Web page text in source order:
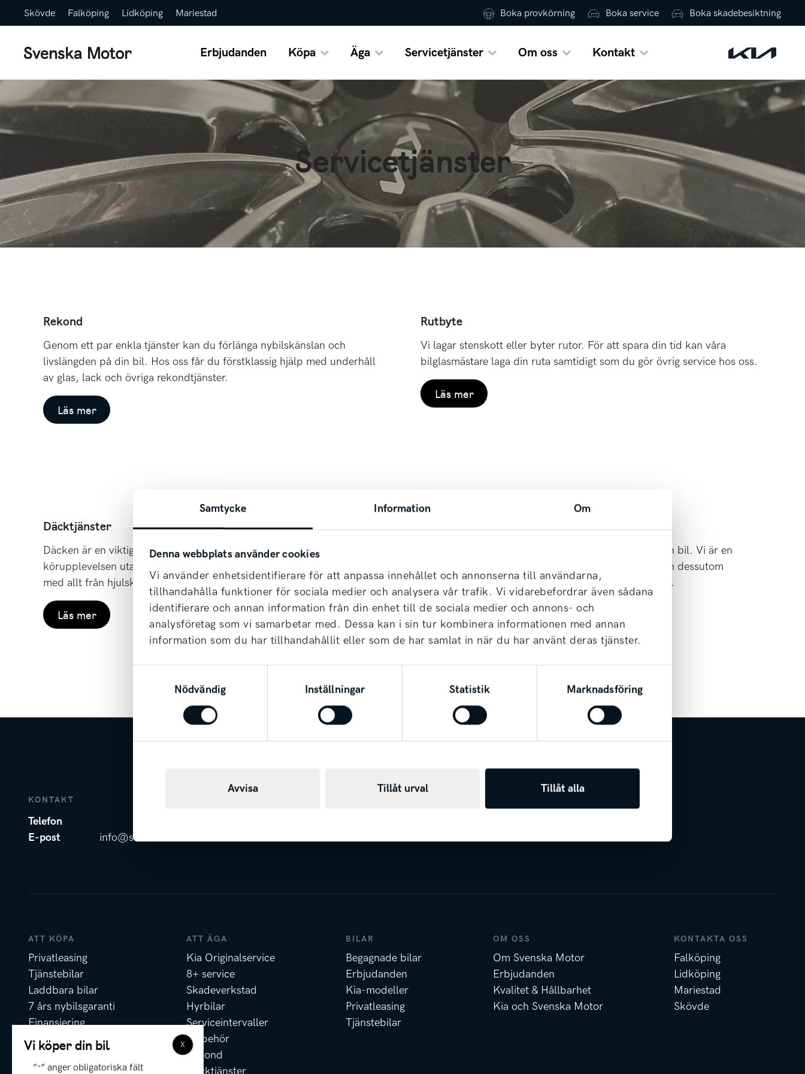
Samtycke Information Om
Denna webbplats använder cookies
Vi använder enhetsidentifierare för att anpassa innehållet och annonserna till användarna,
tillhandahålla funktioner för sociala medier och analysera vår trafik. Vi vidarebefordrar även sådana
identifierare och annan information från din enhet till de sociala medier och annons- och
analysföretag som vi samarbetar med. Dessa kan i sin tur kombinera informationen med annan
information som du har tillhandahållit eller som de har samlat in när du har använt deras tjänster.
Nödvändig
Inställningar Statistik Marknadsföring
Avvisa Tillåt urval Tillåt alla
Skövde Falköping Lidköping Mariestad Boka provkörning Boka service Boka skadebesiktning
Erbjudanden Köpa Äga Servicetjänster Om oss Kontakt
Servicetjänster
Rekond
Genom ett par enkla tjänster kan du förlänga nybilskänslan och
livslängden på din bil. Hos oss får du förstklassig hjälp med underhåll
av glas, lack och övriga rekondtjänster.
Läs mer
Rutbyte
Vi lagar stenskott eller byter rutor. För att spara din tid kan våra
bilglasmästare laga din ruta samtidigt som du gör övrig service hos oss.
Läs mer
Däcktjänster
Däcken är en viktig del av din bil och de påverkar inte bara
körupplevelsen utan också en rad säkerhetsegenskaper. Vi hjälper dig
med allt från hjulskifte till nya däck och fyrhjulsinställning!
Läs mer
Verkstad
Hos oss är det enkelt att boka en verkstadstid för din bil. Vi är en
auktoriserad serviceverkstad för Kia på alla orter och dessutom
auktoriserade för Subaru och Saab på specifika orter.
Läs mer
KONTAKT
Telefon
E-post
info@svenskamotor.se
ATT KÖPA
Privatleasing
Tjänstebilar
Laddbara bilar
7 års nybilsgaranti
Finansiering
Försäkring
Erbjudanden
ATT ÄGA
Kia Originalservice
8+ service
Skadeverkstad
Hyrbilar
Serviceintervaller
Tillbehör
Rekond
Däcktjänster
BILAR
Begagnade bilar
Erbjudanden
Kia-modeller
Privatleasing
Tjänstebilar
OM OSS
Om Svenska Motor
Erbjudanden
Kvalitet & Hållbarhet
Kia och Svenska Motor
KONTAKTA OSS
Falköping
Lidköping
Mariestad
Skövde
Vi köper din bil
”*” anger obligatoriska fält